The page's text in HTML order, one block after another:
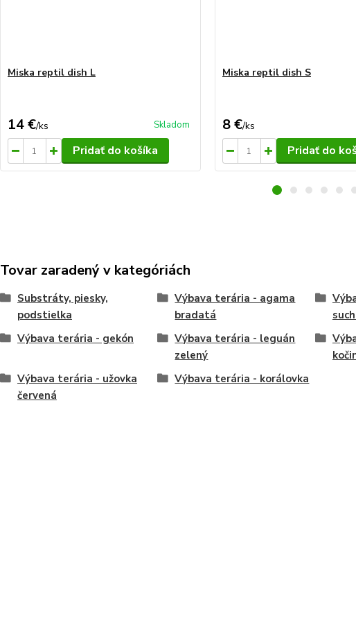
Miska reptil dish L
14 €/ks Skladom
Pridať do košíka
Miska reptil dish S
8 €/ks
Pridať do
Tovar zaradený v kategóriách
Substráty, piesky,
podstielka
Výbava terária - agama
bradatá
Výbava terária - gekón
Výbava terária - leguán
zelený
Výbava terária - užovka
červená
Výbava terária - korálovka